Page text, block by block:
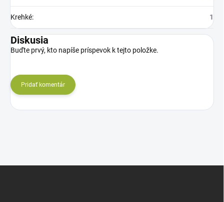
Krehké: 1
Diskusia
Buďte prvý, kto napíše príspevok k tejto položke.
Pridať komentár